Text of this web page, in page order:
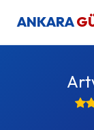
ANKARA